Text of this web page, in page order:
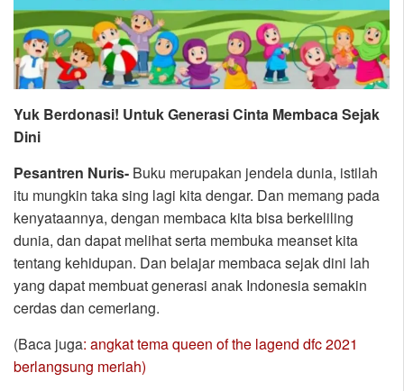
Yuk Berdonasi! Untuk Generasi Cinta Membaca Sejak
Dini
Pesantren Nuris- Buku merupakan jendela dunia, istilah
itu mungkin taka sing lagi kita dengar. Dan memang pada
kenyataannya, dengan membaca kita bisa berkeliling
dunia, dan dapat melihat serta membuka meanset kita
tentang kehidupan. Dan belajar membaca sejak dini lah
yang dapat membuat generasi anak Indonesia semakin
cerdas dan cemerlang.
(Baca juga: angkat tema queen of the lagend dfc 2021
berlangsung meriah)